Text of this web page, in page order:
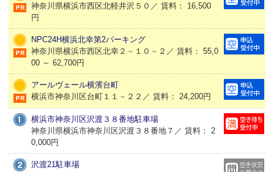
神奈川県横浜市西区北軽井沢５０／ 賃料： 16,500
円
NPC24H横浜北幸第2パーキング
神奈川県横浜市西区北幸２－１０－２／ 賃料： 55,0
00 ～ 62,700円
アールヴェール横濱台町
横浜市神奈川区台町１１－２２／ 賃料： 24,200円
横浜市神奈川区沢渡３８番地駐車場
神奈川県横浜市神奈川区沢渡３８番地７／ 賃料： 2
0,000円
沢渡21駐車場